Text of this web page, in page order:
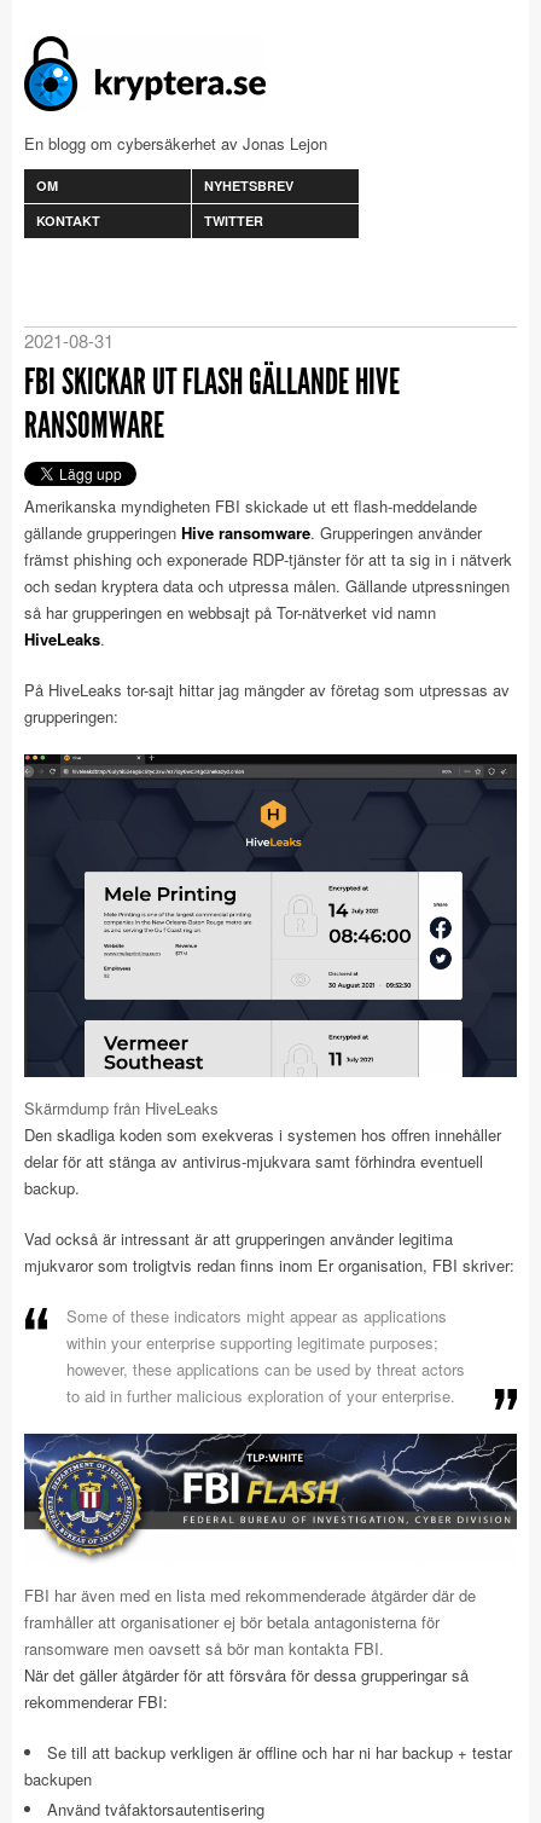
En blogg om cybersäkerhet av Jonas Lejon
OM
NYHETSBREV
KONTAKT
TWITTER
2021-08-31
FBI SKICKAR UT FLASH GÄLLANDE HIVE
RANSOMWARE
Amerikanska myndigheten FBI skickade ut ett flash-meddelande
gällande grupperingen Hive ransomware. Grupperingen använder
främst phishing och exponerade RDP-tjänster för att ta sig in i nätverk
och sedan kryptera data och utpressa målen. Gällande utpressningen
så har grupperingen en webbsajt på Tor-nätverket vid namn
HiveLeaks.
På HiveLeaks tor-sajt hittar jag mängder av företag som utpressas av
grupperingen:
Skärmdump från HiveLeaks
Den skadliga koden som exekveras i systemen hos offren innehåller
delar för att stänga av antivirus-mjukvara samt förhindra eventuell
backup.
Vad också är intressant är att grupperingen använder legitima
mjukvaror som troligtvis redan finns inom Er organisation, FBI skriver:
Some of these indicators might appear as applications
within your enterprise supporting legitimate purposes;
however, these applications can be used by threat actors
to aid in further malicious exploration of your enterprise.
FBI har även med en lista med rekommenderade åtgärder där de
framhåller att organisationer ej bör betala antagonisterna för
ransomware men oavsett så bör man kontakta FBI.
När det gäller åtgärder för att försvåra för dessa grupperingar så
rekommenderar FBI:
Se till att backup verkligen är offline och har ni har backup + testar
backupen
Använd tvåfaktorsautentisering